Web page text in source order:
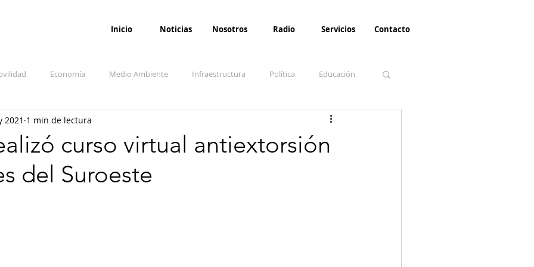
Inicio Noticias Nosotros Radio Servicios Contacto
Economía Medio Ambiente Infraestructura Política Educación
Salud Opinión Paz
y sociedad Denuncia Ciudadana
curso virtual antiextorsión
del Suroeste
2021 1 min de lectura